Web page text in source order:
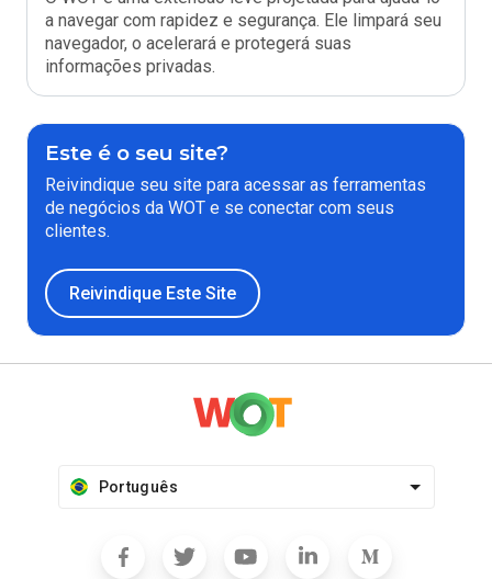
a navegar com rapidez e segurança. Ele limpará seu
navegador, o acelerará e protegerá suas
informações privadas.
Este é o seu site?
Reivindique seu site para acessar as ferramentas
de negócios da WOT e se conectar com seus
clientes.
Reivindique Este Site
Português